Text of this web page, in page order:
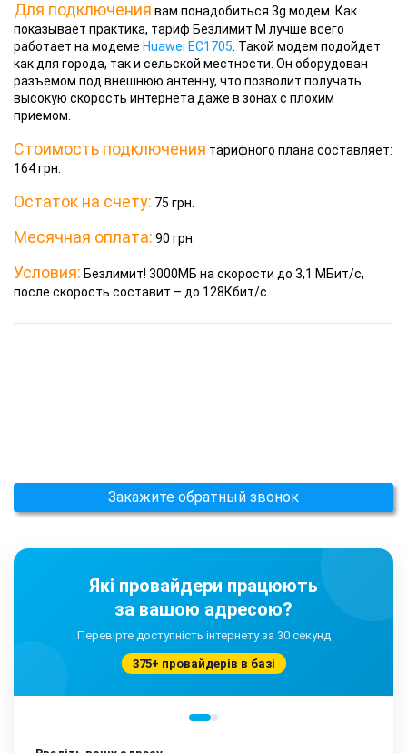
Для подключения вам понадобиться 3g модем. Как
показывает практика, тариф Безлимит М лучше всего
работает на модеме Huawei EC1705 . Такой модем подойдет
как для города, так и сельской местности. Он оборудован
разъемом под внешнюю антенну, что позволит получать
высокую скорость интернета даже в зонах с плохим
приемом.
Стоимость подключения тарифного плана составляет:
164 грн.
Остаток на счету: 75 грн.
Месячная оплата: 90 грн.
Условия: Безлимит! 3000МБ на скорости до 3,1 МБит/с,
после скорость составит – до 128Кбит/с.
Закажите обратный звонок
Які провайдери працюють
за вашою адресою?
Перевірте доступність інтернету за 30 секунд
375+ провайдерів в базі